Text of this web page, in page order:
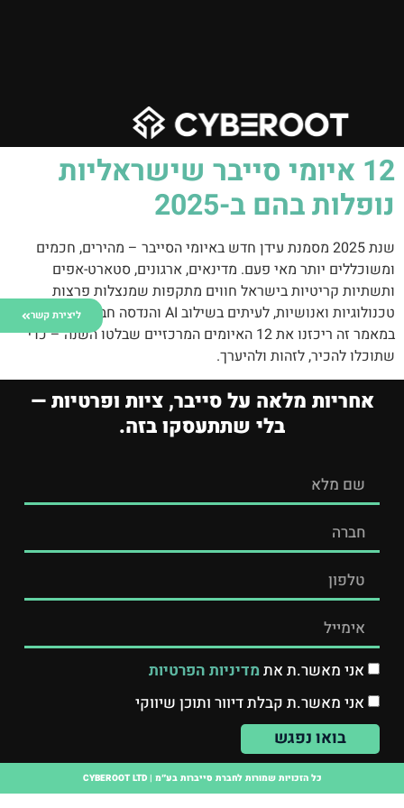
ליצירת קשר
‎12 איומי סייבר שישראליות
נופלות בהם ב-2025
שנת 2025 מסמנת עידן חדש באיומי הסייבר – מהירים, חכמים
ומשוכללים יותר מאי פעם. מדינאים, ארגונים, סטארט-אפים
ותשתיות קריטיות בישראל חווים מתקפות שמנצלות פרצות
טכנולוגיות ואנושיות, לעיתים בשילוב AI והנדסה חברתית מתקדמת.
במאמר זה ריכזנו את 12 האיומים המרכזיים שבלטו השנה – כדי
שתוכלו להכיר, לזהות ולהיערך.
אחריות מלאה על סייבר, ציות ופרטיות —
בלי שתתעסקו בזה.
אני מאשר.ת את מדיניות הפרטיות
אני מאשר.ת קבלת דיוור ותוכן שיווקי
בואו נפגש
כל הזכויות שמורות לחברת סייברות בע״מ | CYBEROOT LTD